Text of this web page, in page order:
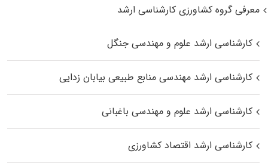
معرفی گروه کشاورزی کارشناسی ارشد
کارشناسی ارشد علوم و مهندسی جنگل
کارشناسی ارشد مهندسی منابع طبیعی بیابان زدایی
کارشناسی ارشد علوم و مهندسی باغبانی
کارشناسی ارشد اقتصاد کشاورزی